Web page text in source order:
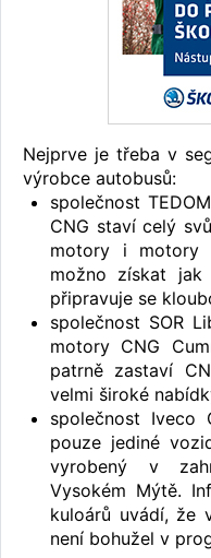
Nejprve je třeba v
výrobce autobusů:
společnost
CNG staví celý
motory i motory
možno získat
připravuje se
společnost SOR
motory CNG
patrně zastaví
velmi široké
společnost Iveco
pouze jediné
vyrobený v
Vysokém Mýtě.
kuloárů uvádí, že
není bohužel v